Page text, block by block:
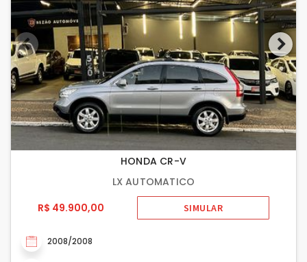
HONDA CR-V
LX AUTOMATICO
R$ 49.900,00
SIMULAR
2008/2008